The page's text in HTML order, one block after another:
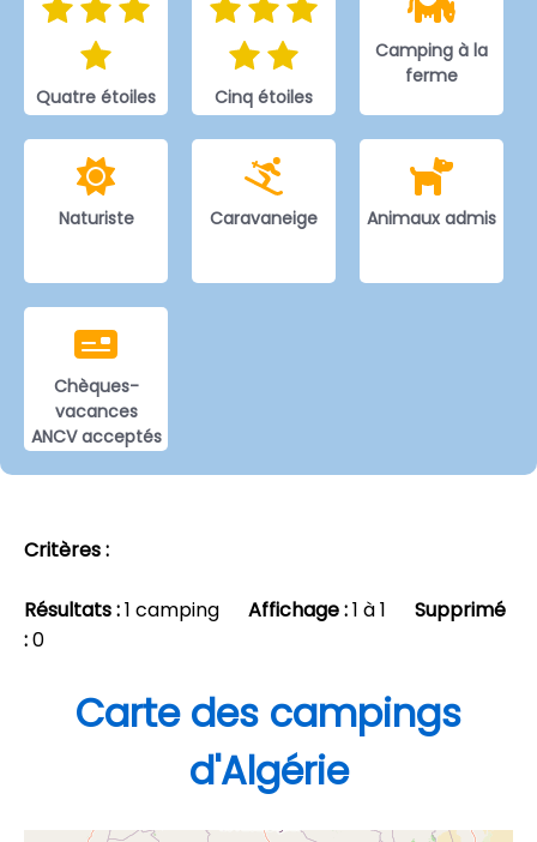
Quatre étoiles Cinq étoiles
Camping à la
ferme
Naturiste Caravaneige Animaux admis
Chèques-
vacances
ANCV acceptés
Critères :
Résultats :1 camping Affichage :1 à 1 Supprimé
:0
Carte des campings
d'Algérie